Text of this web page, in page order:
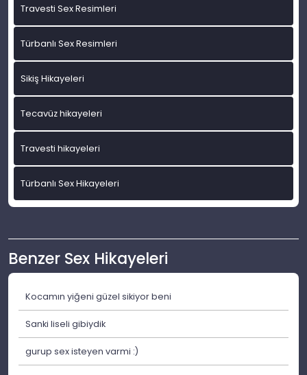
Travesti Sex Resimleri
Türbanlı Sex Resimleri
Sikiş Hikayeleri
Tecavüz hikayeleri
Travesti hikayeleri
Türbanlı Sex Hikayeleri
Benzer Sex Hikayeleri
Kocamın yiğeni güzel sikiyor beni
Sanki liseli gibiydik
gurup sex isteyen varmi :)